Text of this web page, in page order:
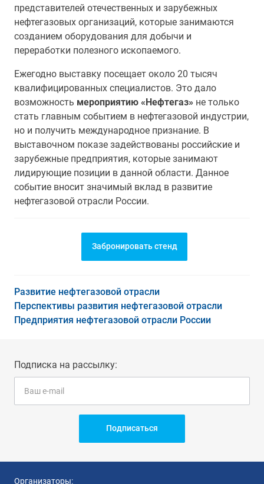
представителей отечественных и зарубежных
нефтегазовых организаций, которые занимаются
созданием оборудования для добычи и
переработки полезного ископаемого.
Ежегодно выставку посещает около 20 тысяч
квалифицированных специалистов. Это дало
возможность мероприятию «Нефтегаз» не только
стать главным событием в нефтегазовой индустрии,
но и получить международное признание. В
выставочном показе задействованы российские и
зарубежные предприятия, которые занимают
лидирующие позиции в данной области. Данное
событие вносит значимый вклад в развитие
нефтегазовой отрасли России.
Забронировать стенд
Развитие нефтегазовой отрасли
Перспективы развития нефтегазовой отрасли
Предприятия нефтегазовой отрасли России
Подписка на рассылку:
Подписаться
Организаторы: